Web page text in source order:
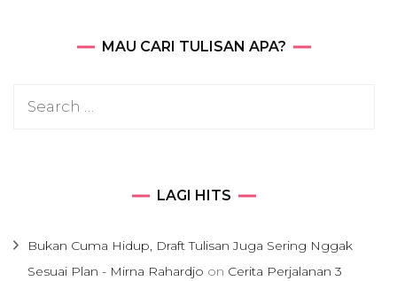
MAU CARI TULISAN APA?
Search
LAGI HITS
Bukan Cuma Hidup, Draft Tulisan Juga Sering Nggak
Sesuai Plan - Mirna Rahardjo on Cerita Perjalanan 3